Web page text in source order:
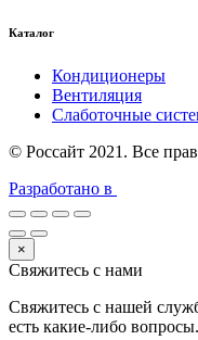
Каталог
Кондиционеры
Вентиляция
Слаботочные
© Россайт 2021. Все
Разработано в
×
Свяжитесь с нами
Свяжитесь с нашей
есть какие-либо вопросы.